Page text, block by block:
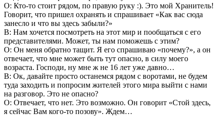
О: Кто-то стоит рядом, по правую руку :). Это мой Хранитель!
Говорит, что пришел охранять и спрашивает «Как вас сюда
занесло и что вы здесь забыли?»
В: Нам хочется посмотреть на этот мир и пообщаться с его
представителями. Может, ты нам поможешь с этим?
О: Он меня обратно тащит. Я его спрашиваю «почему?», а он
отвечает, что мне может быть тут опасно, в силу моего
возраста. Господи, ну мне ж не 16 лет уже давно…
В: Ок, давайте просто останемся рядом с воротами, не будем
туда заходить и попросим жителей этого мира выйти с нами
на разговор. Это не опасно?
О: Отвечает, что нет. Это возможно. Он говорит «Стой здесь,
я сейчас Вам кого-то позову». Ждем…